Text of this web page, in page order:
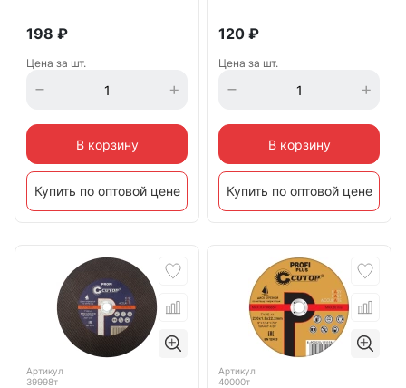
198 ₽
Цена за шт.
В корзину
Купить по оптовой цене
120 ₽
Цена за шт.
В корзину
Купить по оптовой цене
Артикул
39998т
Артикул
40000т